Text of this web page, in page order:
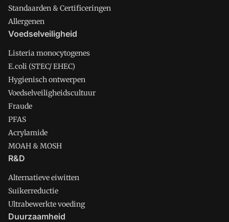
Standaarden & Certificeringen
Allergenen
Voedselveiligheid
Listeria monocytogenes
E.coli (STEC/ EHEC)
Hygienisch ontwerpen
Voedselveiligheidscultuur
Fraude
PFAS
Acrylamide
MOAH & MOSH
R&D
Alternatieve eiwitten
Suikerreductie
Ultrabewerkte voeding
Duurzaamheid